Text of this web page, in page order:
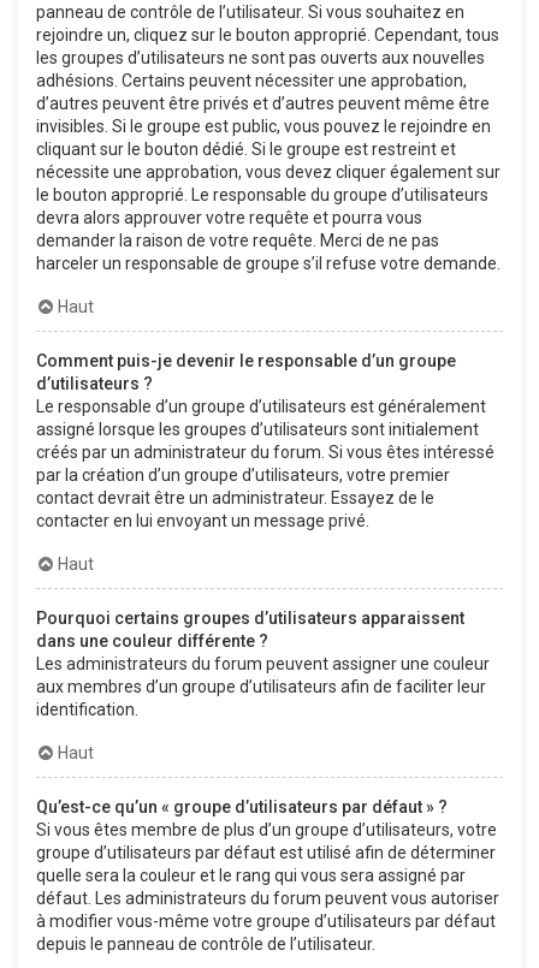
panneau de contrôle de l’utilisateur. Si vous souhaitez en
rejoindre un, cliquez sur le bouton approprié. Cependant, tous
les groupes d’utilisateurs ne sont pas ouverts aux nouvelles
adhésions. Certains peuvent nécessiter une approbation,
d’autres peuvent être privés et d’autres peuvent même être
invisibles. Si le groupe est public, vous pouvez le rejoindre en
cliquant sur le bouton dédié. Si le groupe est restreint et
nécessite une approbation, vous devez cliquer également sur
le bouton approprié. Le responsable du groupe d’utilisateurs
devra alors approuver votre requête et pourra vous
demander la raison de votre requête. Merci de ne pas
harceler un responsable de groupe s’il refuse votre demande.
Haut
Comment puis-je devenir le responsable d’un groupe
d’utilisateurs ?
Le responsable d’un groupe d’utilisateurs est généralement
assigné lorsque les groupes d’utilisateurs sont initialement
créés par un administrateur du forum. Si vous êtes intéressé
par la création d’un groupe d’utilisateurs, votre premier
contact devrait être un administrateur. Essayez de le
contacter en lui envoyant un message privé.
Haut
Pourquoi certains groupes d’utilisateurs apparaissent
dans une couleur différente ?
Les administrateurs du forum peuvent assigner une couleur
aux membres d’un groupe d’utilisateurs afin de faciliter leur
identification.
Haut
Qu’est-ce qu’un « groupe d’utilisateurs par défaut » ?
Si vous êtes membre de plus d’un groupe d’utilisateurs, votre
groupe d’utilisateurs par défaut est utilisé afin de déterminer
quelle sera la couleur et le rang qui vous sera assigné par
défaut. Les administrateurs du forum peuvent vous autoriser
à modifier vous-même votre groupe d’utilisateurs par défaut
depuis le panneau de contrôle de l’utilisateur.